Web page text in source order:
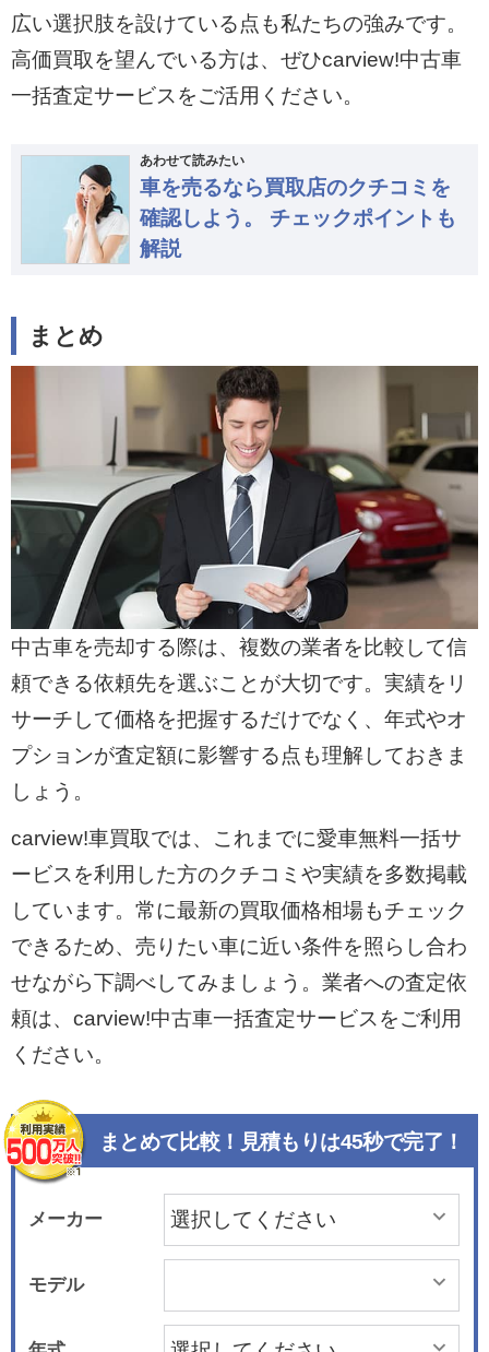
広い選択肢を設けている点も私たちの強みです。
高価買取を望んでいる方は、ぜひcarview!中古車
一括査定サービスをご活用ください。
あわせて読みたい
車を売るなら買取店のクチコミを
確認しよう。 チェックポイントも
解説
まとめ
中古車を売却する際は、複数の業者を比較して信
頼できる依頼先を選ぶことが大切です。実績をリ
サーチして価格を把握するだけでなく、年式やオ
プションが査定額に影響する点も理解しておきま
しょう。
carview!車買取では、これまでに愛車無料一括サ
ービスを利用した方のクチコミや実績を多数掲載
しています。常に最新の買取価格相場もチェック
できるため、売りたい車に近い条件を照らし合わ
せながら下調べしてみましょう。業者への査定依
頼は、carview!中古車一括査定サービスをご利用
ください。
まとめて比較！見積もりは45秒で完了！
メーカー
モデル